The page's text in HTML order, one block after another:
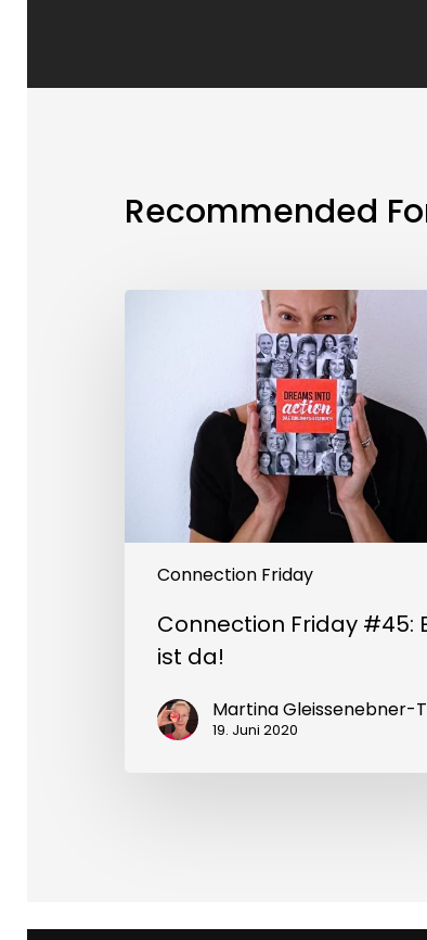
Recommended
Connection Friday
Connection
Connection Friday #45:
ist da!
Martina Gleissenebner-
19. Juni 2020